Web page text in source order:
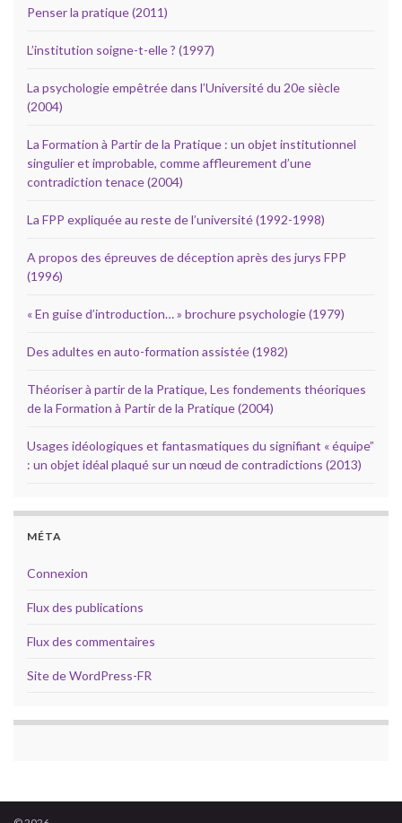
Penser la pratique (2011)
L’institution soigne-t-elle ? (1997)
La psychologie empêtrée dans l’Université du 20e siècle
(2004)
La Formation à Partir de la Pratique : un objet institutionnel
singulier et improbable, comme affleurement d’une
contradiction tenace (2004)
La FPP expliquée au reste de l’université (1992-1998)
A propos des épreuves de déception après des jurys FPP
(1996)
« En guise d’introduction… » brochure psychologie (1979)
Des adultes en auto-formation assistée (1982)
Théoriser à partir de la Pratique, Les fondements théoriques
de la Formation à Partir de la Pratique (2004)
Usages idéologiques et fantasmatiques du signifiant « équipe”
: un objet idéal plaqué sur un nœud de contradictions (2013)
MÉTA
Connexion
Flux des publications
Flux des commentaires
Site de WordPress-FR